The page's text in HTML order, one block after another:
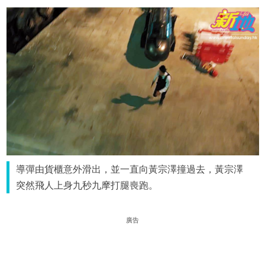
導彈由貨櫃意外滑出，並一直向黃宗澤撞過去，黃宗澤
突然飛人上身九秒九摩打腿喪跑。
廣告